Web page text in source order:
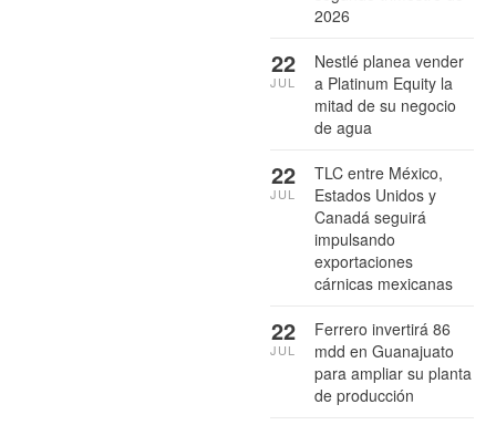
2026
Nestlé planea vender
a Platinum Equity la
mitad de su negocio
de agua
22
JUL
TLC entre México,
Estados Unidos y
Canadá seguirá
impulsando
exportaciones
cárnicas mexicanas
22
JUL
Ferrero invertirá 86
mdd en Guanajuato
para ampliar su planta
de producción
22
JUL